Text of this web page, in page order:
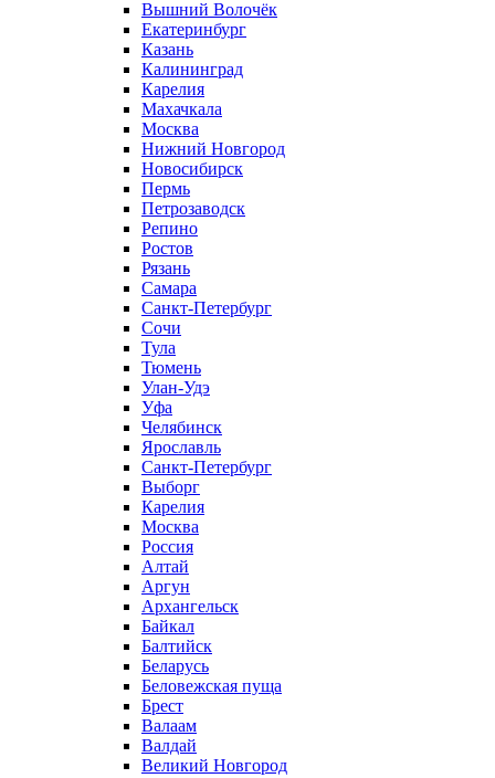
Вышний Волочёк
Екатеринбург
Казань
Калининград
Карелия
Махачкала
Москва
Нижний Новгород
Новосибирск
Пермь
Петрозаводск
Репино
Ростов
Рязань
Самара
Санкт-Петербург
Сочи
Тула
Тюмень
Улан-Удэ
Уфа
Челябинск
Ярославль
Санкт-Петербург
Выборг
Карелия
Москва
Россия
Алтай
Аргун
Архангельск
Байкал
Балтийск
Беларусь
Беловежская пуща
Брест
Валаам
Валдай
Великий Новгород